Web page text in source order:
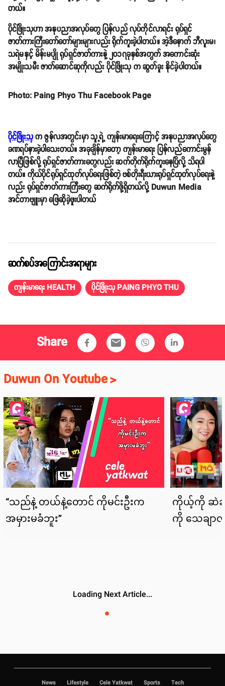
ပိုင်ဖြိုးသု ဟာ ဆေးတက္ကသိုလ်ကျောင်းသူ ဘဝကတည်းက အနုပညာလောက
ထဲကို စတင်ဝင်ရောက်လာပြီး ဗီဒီယိုဇာတ်ကားတွေ ရိုက်ကူးခဲ့ ပါသေးတယ်။ အဲ့ဒီ
နောက် ပညာရေးကို ဦးစားပေးခဲ့လို့ ပရိသတ်တွေနဲ့ ခဏတာ အဆက် အသွယ်
ပြတ်နေခဲ့တာပါ။ ကျောင်းပြီးသွား အချိန်မှာ အနုပညာ ပျိုးခင်းရဲ့ စင်တင်
မင်းသမီးတစ်ဦးအဖြစ် သရုပ်ဆောင်အလုပ်ကို ပြန်လည် ဆောင်ရွက်လာခဲ့တာ
Photo: Paing Phyo Thu Facebook Page
''ဆရာဝန်အဖြစ်အသက်မမွေးမိသော်လည်း ဆေးကျောင်းတောက်လျှောက်
စာသင်ပေးခဲ့သောဆရာဆရာမများ၏ကျေးဇူးနှင့်အနုပညာသမား ဘဝမှာ
အားပေးပေးကြသောပရိတ်သတ်များ၏ကျေးဇူးကိုမှန်ကန်သောကျန်းမာရေး
အသိပညာများဖြန့်ဝေပေးခြင်းဖြင့်ဆပ်ပါမည်'' ဆို ပြီးတော့ ဇူလိုင်လ ၂၉ရက်
နေ့ မနက် ၉နာရီခွဲက သူ့ရဲ့ ဖေ့စ်ဘွတ်အကောင့်မှာလည်း ရေးတင်ခဲ့ပါသေး
တယ်။
ပိုင်ဖြိုးသုဟာ အနုပညာအလုပ်တွေ ပြန်လည် လုပ်ကိုင်လာရင်း ရုပ်ရှင်
ဇာတ်ကားကြီးတော်တော်များများလည်း ရိုက်ကူးခဲ့ပါတယ်။ အဲ့ဒီနောက် ဘီလူးမ၊
သရဲမနှင့် မိန်းမပျို ရုပ်ရှင်ဇာတ်ကားနဲ့ ၂၀၁၇ခုနှစ်အတွက် အကောင်းဆုံး
အမျိုးသမီး ဇာတ်ဆောင်ဆုကိုလည်း ပိုင်ဖြိုးသု က ဆွတ်ခူး နိုင်ခဲ့ပါတယ်။
က ဇွန်လအတွင်းမှာ သူ့ရဲ့ ကျန်းမာရေးကြောင့် အနုပညာအလုပ်တွေ
လာပြီဖြစ်လို့ ရုပ်ရှင်ဇာတ်ကားတွေလည်း ဆက်တိုက်ရိုက်ကူးနေပြိလို့ သိရပါ
အင်တာဗျူးမှာ ဖြေဆိုခဲ့ဖူးပါတယ်